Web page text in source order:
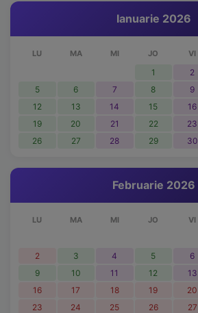
Ianuarie 2026
LU MA MI JO VI
1 2
5
6 7 8 9
12
13 14 15 16
19
20 21 22 23
26
27 28 29 30
Februarie 2026
LU MA MI JO VI
2
3 4 5 6
9
10 11 12 13
16
17 18 19 20
23
24 25 26 27